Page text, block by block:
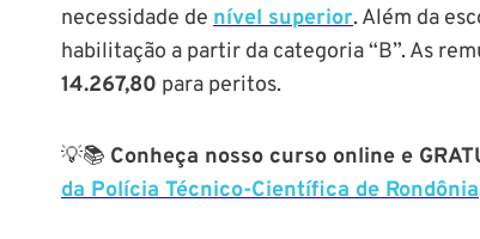
necessidade de nível superior. Além da
habilitação a partir da categoria “B”. As
14.267,80 para peritos.
💡📚 Conheça nosso curso online e
da Polícia Técnico-Científica de Rondônia